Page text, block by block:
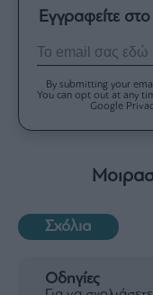
Εγγραφείτε
By submitting your
You can opt out at any
Google
Σχόλια
Οδηγίες